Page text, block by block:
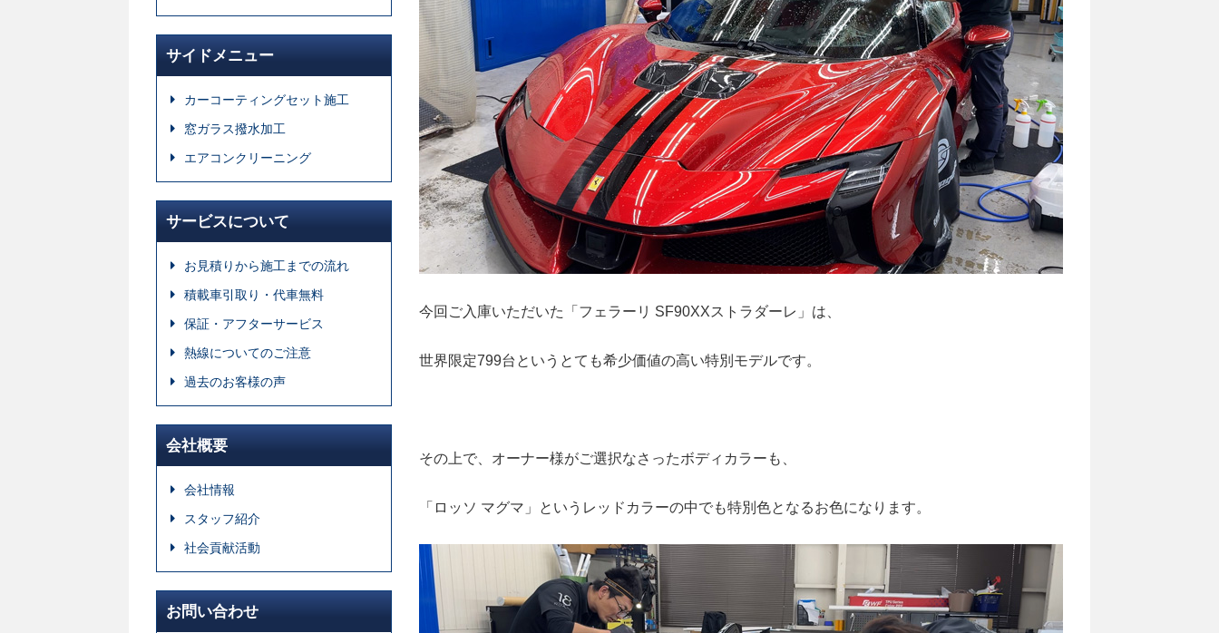
今回ご入庫いただいた「フェラーリ SF90XXストラダーレ」は、
世界限定799台というとても希少価値の高い特別モデルです。
その上で、オーナー様がご選択なさったボディカラーも、
「ロッソ マグマ」というレッドカラーの中でも特別色となるお色になります。
サイドメニュー
カーコーティングセット施工
窓ガラス撥水加工
エアコンクリーニング
サービスについて
お見積りから施工までの流れ
積載車引取り・代車無料
保証・アフターサービス
熱線についてのご注意
過去のお客様の声
会社概要
会社情報
スタッフ紹介
社会貢献活動
お問い合わせ